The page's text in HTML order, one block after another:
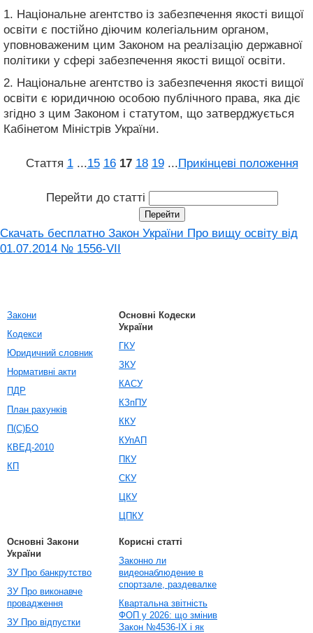
1. Національне агентство із забезпечення якості вищої
освіти є постійно діючим колегіальним органом,
уповноваженим цим Законом на реалізацію державної
політики у сфері забезпечення якості вищої освіти.
2. Національне агентство із забезпечення якості вищої
освіти є юридичною особою публічного права, яка діє
згідно з цим Законом і статутом, що затверджується
Кабінетом Міністрів України.
Стаття 1 ...15 16 17 18 19 ...Прикінцеві положення
Перейти до статті
Скачать бесплатно Закон України Про вищу освіту від
01.07.2014 № 1556-VII
Закони
Кодекси
Юридичний словник
Нормативні акти
ПДР
План рахунків
П(С)БО
КВЕД-2010
КП
Основні Кодески
України
ГКУ
ЗКУ
КАСУ
КЗпПУ
ККУ
КУпАП
ПКУ
СКУ
ЦКУ
ЦПКУ
Основні Закони
України
ЗУ Про банкрутство
ЗУ Про виконавче
провадження
ЗУ Про відпустки
Корисні статті
Законно ли
видеонаблюдение в
спортзале, раздевалке
Квартальна звітність
ФОП у 2026: що змінив
Закон №4536-IX і як